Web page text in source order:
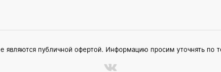
являются публичной офертой. Информацию просим уточнять по